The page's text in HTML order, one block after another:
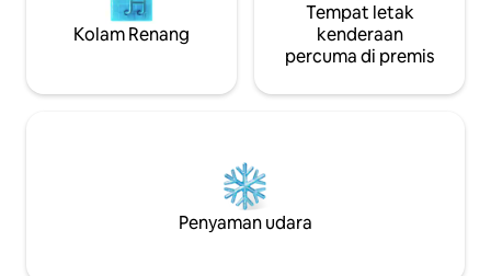
Kolam Renang
Tempat letak
kenderaan
percuma di premis
Penyaman udara